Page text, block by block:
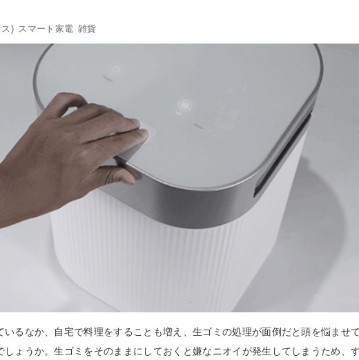
) スマート家電 雑貨
いるなか、自宅で料理をすることも増え、生ゴミの処理が面倒だと頭を悩ませ
しょうか。生ゴミをそのままにしておくと嫌なニオイが発生してしまうため、